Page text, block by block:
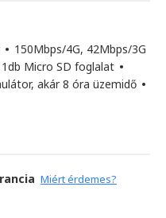
• 150Mbps/4G, 42Mbps/3G
Micro SD foglalat •
akár 8 óra üzemidő •
Miért érdemes?